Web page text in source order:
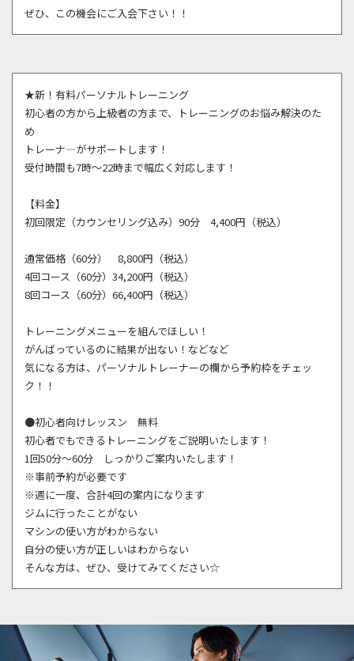
ぜひ、この機会にご入会下さい！！
★新！有料パーソナルトレーニング
初心者の方から上級者の方まで、トレーニングのお悩み解決のた
め
トレーナ―がサポートします！
受付時間も7時～22時まで幅広く対応します！
【料金】
初回限定（カウンセリング込み）90分 4,400円（税込）
通常価格（60分） 8,800円（税込）
4回コース（60分）34,200円（税込）
8回コース（60分）66,400円（税込）
トレーニングメニューを組んでほしい！
がんばっているのに結果が出ない！などなど
気になる方は、パーソナルトレーナーの欄から予約枠をチェッ
ク！！
●初心者向けレッスン 無料
初心者でもできるトレーニングをご説明いたします！
1回50分～60分 しっかりご案内いたします！
※事前予約が必要です
※週に一度、合計4回の案内になります
ジムに行ったことがない
マシンの使い方がわからない
自分の使い方が正しいはわからない
そんな方は、ぜひ、受けてみてください☆